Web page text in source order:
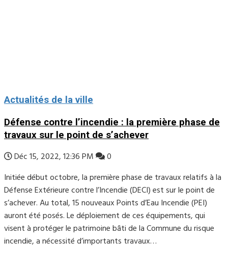
Actualités de la ville
Défense contre l’incendie : la première phase de
travaux sur le point de s’achever
Déc 15, 2022, 12:36 PM
0
Initiée début octobre, la première phase de travaux relatifs à la
Défense Extérieure contre l’Incendie (DECI) est sur le point de
s’achever. Au total, 15 nouveaux Points d’Eau Incendie (PEI)
auront été posés. Le déploiement de ces équipements, qui
visent à protéger le patrimoine bâti de la Commune du risque
incendie, a nécessité d’importants travaux…